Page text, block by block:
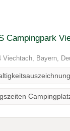
Campingpark
Viechtach, Bayern,